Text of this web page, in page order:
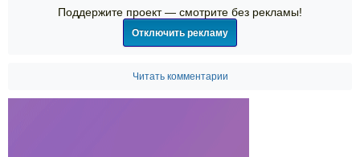
Поддержите проект — смотрите без рекламы!
Отключить рекламу
Читать комментарии